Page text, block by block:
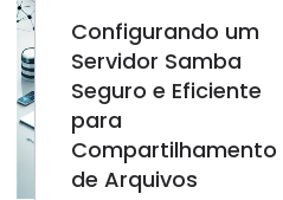
Configurando um
Servidor Samba
Seguro e Eficiente
para
Compartilhamento
de Arquivos